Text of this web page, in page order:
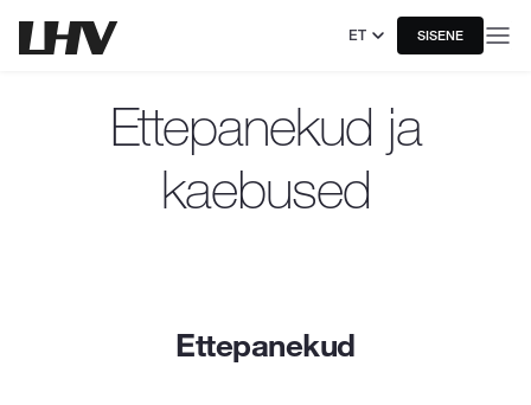
ET SISENE
Ettepanekud ja
kaebused
Ettepanekud